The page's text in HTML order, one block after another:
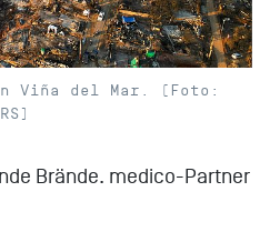
Viña del Mar. (Foto:
Brände. medico-Partner